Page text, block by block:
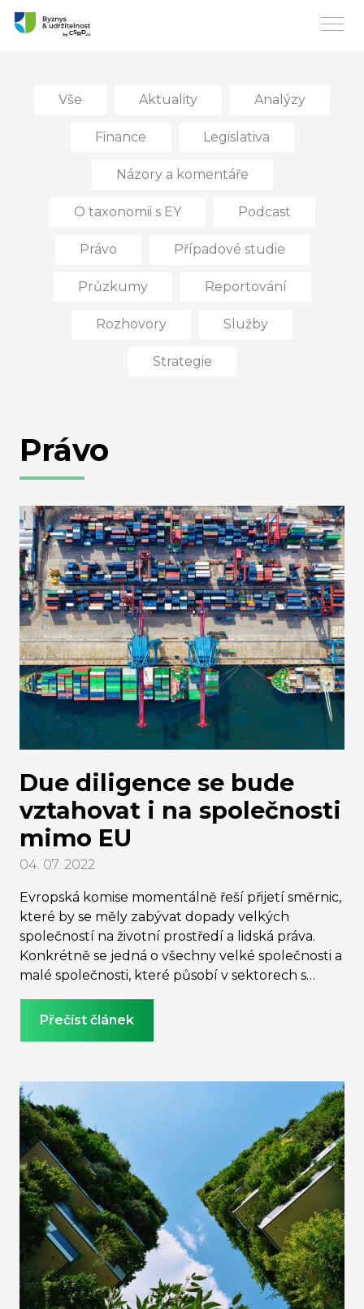
Vše Aktuality Analýzy
Finance Legislativa
Názory a komentáře
O taxonomii s EY Podcast
Právo Případové studie
Průzkumy Reportování
Rozhovory Služby
Strategie
Právo
Due diligence se bude
vztahovat i na společnosti
mimo EU
04. 07. 2022
Evropská komise momentálně řeší přijetí směrnic,
které by se měly zabývat dopady velkých
společností na životní prostředí a lidská práva.
Konkrétně se jedná o všechny velké společnosti a
malé společnosti, které působí v sektorech s
textilní průmysl. Dále se jedná o společnosti sídlící
může být trestáno pokutou či proplacením
odškodnění.
Přečíst článek